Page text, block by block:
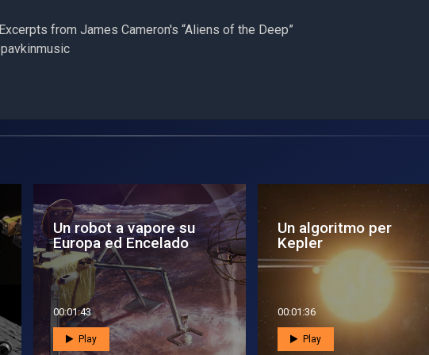
from James Cameron's “Aliens of the Deep”
Un robot a vapore su
Europa ed Encelado
00:01:43
Play
Un algoritmo per
Kepler
00:01:36
Play